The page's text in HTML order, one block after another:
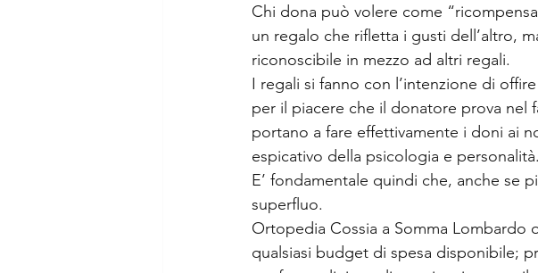
Chi dona può volere come
un regalo che rifletta i gusti dell’altro,
riconoscibile in mezzo ad altri regali.
I regali si fanno con l’intenzione di
per il piacere che il donatore prova nel
portano a fare effettivamente i doni ai
espicativo della psicologia e personalità.
E’ fondamentale quindi che, anche se
superfluo.
Ortopedia Cossia a Somma Lombardo
qualsiasi budget di spesa disponibile;